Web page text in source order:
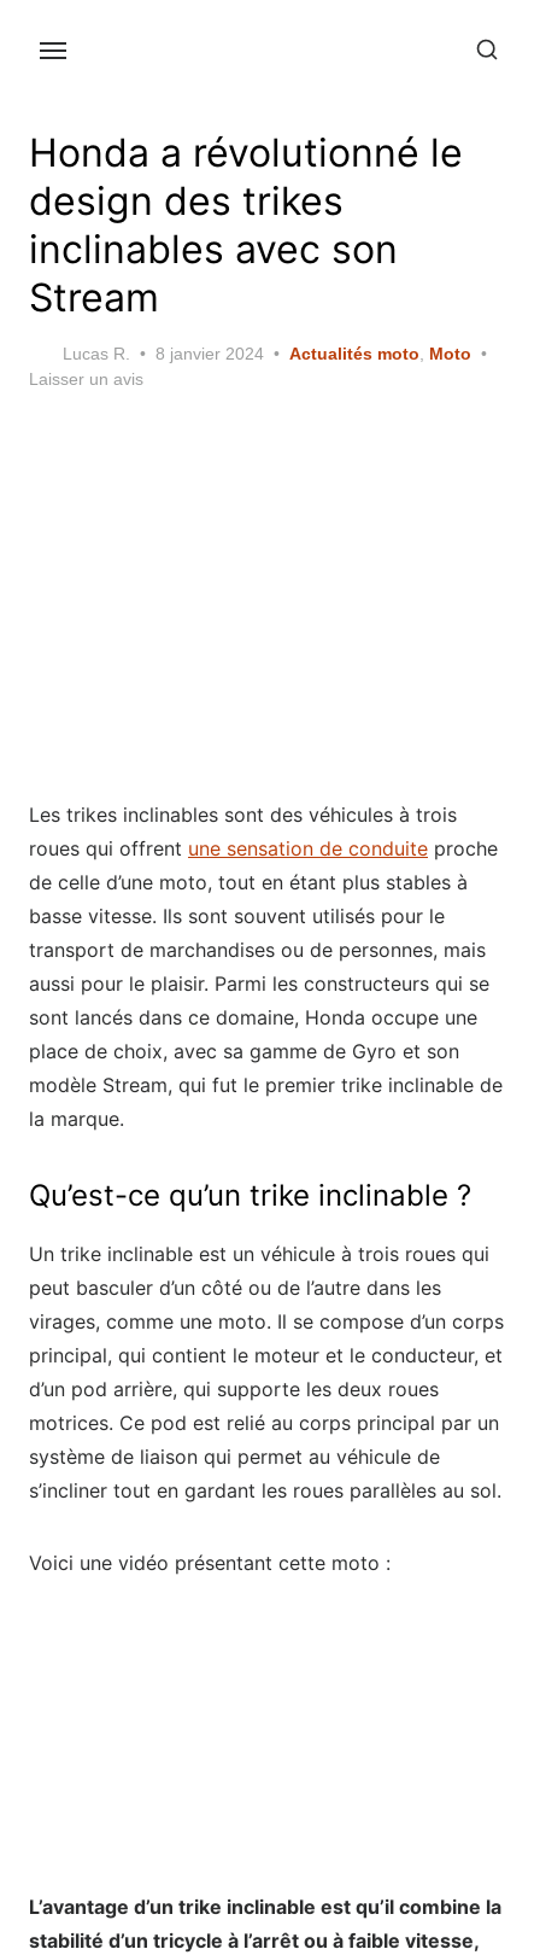
Honda a révolutionné le
design des trikes
inclinables avec son
Stream
Lucas R.
Posted
8 janvier 2024 Actualités moto
Moto
Laisser un avis
Les trikes inclinables sont des véhicules à trois
roues qui offrent une sensation de conduite proche
de celle d’une moto, tout en étant plus stables à
basse vitesse. Ils sont souvent utilisés pour le
transport de marchandises ou de personnes, mais
aussi pour le plaisir. Parmi les constructeurs qui se
sont lancés dans ce domaine, Honda occupe une
place de choix, avec sa gamme de Gyro et son
modèle Stream, qui fut le premier trike inclinable de
la marque.
Qu’est-ce qu’un trike inclinable ?
Un trike inclinable est un véhicule à trois roues qui
peut basculer d’un côté ou de l’autre dans les
virages, comme une moto. Il se compose d’un corps
principal, qui contient le moteur et le conducteur, et
d’un pod arrière, qui supporte les deux roues
motrices. Ce pod est relié au corps principal par un
système de liaison qui permet au véhicule de
s’incliner tout en gardant les roues parallèles au sol.
Voici une vidéo présentant cette moto :
L’avantage d’un trike inclinable est qu’il combine la
stabilité d’un tricycle à l’arrêt ou à faible vitesse,